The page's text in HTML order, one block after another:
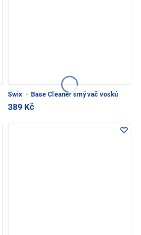
Swix · Base Cleaner smývač vosků
389 Kč